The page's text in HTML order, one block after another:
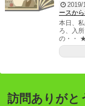
2019/
ースから
本日、
ろ、入
の・・ ★
訪問ありがと